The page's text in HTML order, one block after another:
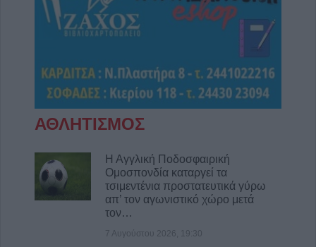
ΑΘΛΗΤΙΣΜΟΣ
Η Αγγλική Ποδοσφαιρική
Ομοσπονδία καταργεί τα
τσιμεντένια προστατευτικά γύρω
απ’ τον αγωνιστικό χώρο μετά
τον…
7 Αυγούστου 2026, 19:30